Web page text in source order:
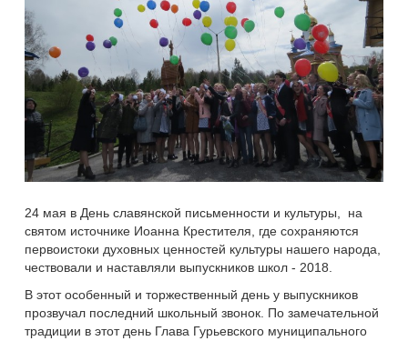
24 мая в День славянской письменности и культуры, на
святом источнике Иоанна Крестителя, где сохраняются
первоистоки духовных ценностей культуры нашего народа,
чествовали и наставляли выпускников школ - 2018.
В этот особенный и торжественный день у выпускников
прозвучал последний школьный звонок. По замечательной
традиции в этот день Глава Гурьевского муниципального